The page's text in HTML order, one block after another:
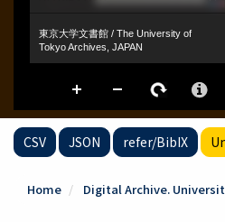
CSV JSON refer/BibIX
Home Digital Archive.